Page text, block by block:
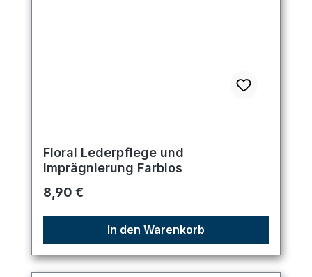
Floral Lederpflege und
Imprägnierung Farblos
Regulärer Preis:
8,90 €
In den Warenkorb